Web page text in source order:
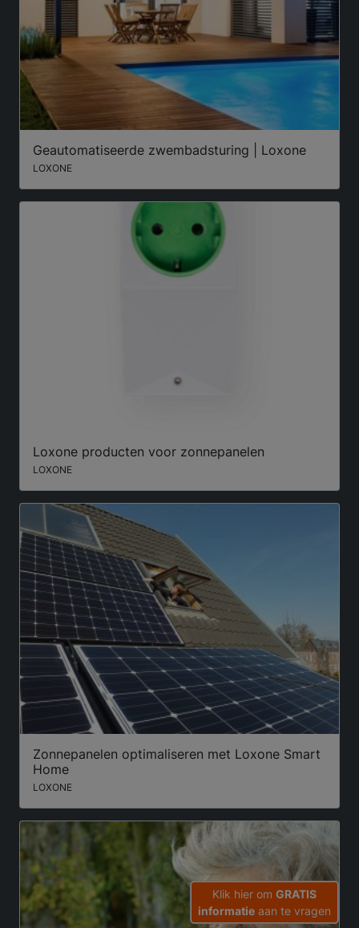
Geautomatiseerde zwembadsturing | Loxone
LOXONE
Loxone producten voor zonnepanelen
LOXONE
Zonnepanelen optimaliseren met Loxone Smart
Home
LOXONE
Klik hier om GRATIS
informatie aan te vragen